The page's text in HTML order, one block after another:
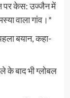
पर केस: उज्जैन में
वाला गांव।*
बयान, कहा-
के बाद भी ग्लोबल